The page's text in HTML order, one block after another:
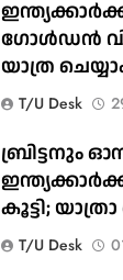
ഗോള്‍ഡന്‍
യാത്ര
T/U Desk
ബ്രിട്ടനും
കൂട്ടി;
T/U Desk